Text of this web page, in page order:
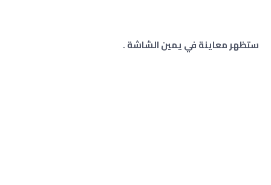
ستظهر معاينة في يمين الشاشة .